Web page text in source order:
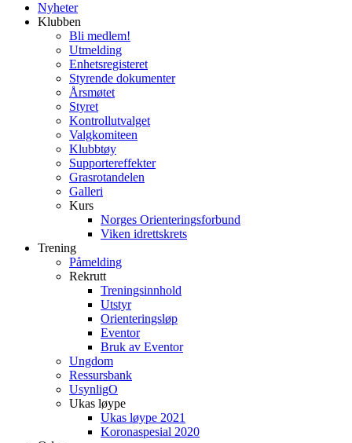
Nyheter
Klubben
Bli medlem!
Utmelding
Enhetsregisteret
Styrende dokumenter
Årsmøtet
Styret
Kontrollutvalget
Valgkomiteen
Klubbtøy
Supportereffekter
Grasrotandelen
Galleri
Kurs
Norges Orienteringsforbund
Viken idrettskrets
Trening
Påmelding
Rekrutt
Treningsinnhold
Utstyr
Orienteringsløp
Eventor
Bruk av Eventor
Ungdom
Ressursbank
UsynligO
Ukas løype
Ukas løype 2021
Koronaspesial 2020